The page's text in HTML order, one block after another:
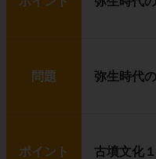
問題 弥生時代
ポイント 古墳文化１